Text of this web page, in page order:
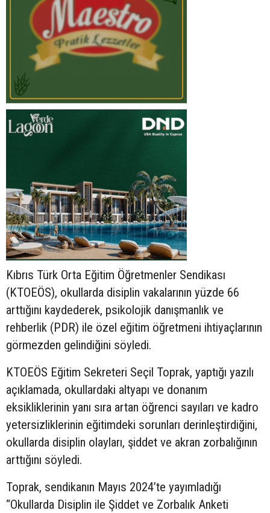
Kıbrıs Türk Orta Eğitim Öğretmenler Sendikası
(KTOEÖS), okullarda disiplin vakalarının yüzde 66
arttığını kaydederek, psikolojik danışmanlık ve
rehberlik (PDR) ile özel eğitim öğretmeni ihtiyaçlarının
görmezden gelindiğini söyledi.
KTOEÖS Eğitim Sekreteri Seçil Toprak, yaptığı yazılı
açıklamada, okullardaki altyapı ve donanım
eksikliklerinin yanı sıra artan öğrenci sayıları ve kadro
yetersizliklerinin eğitimdeki sorunları derinleştirdiğini,
okullarda disiplin olayları, şiddet ve akran zorbalığının
arttığını söyledi.
Toprak, sendikanın Mayıs 2024’te yayımladığı
“Okullarda Disiplin ile Şiddet ve Zorbalık Anketi